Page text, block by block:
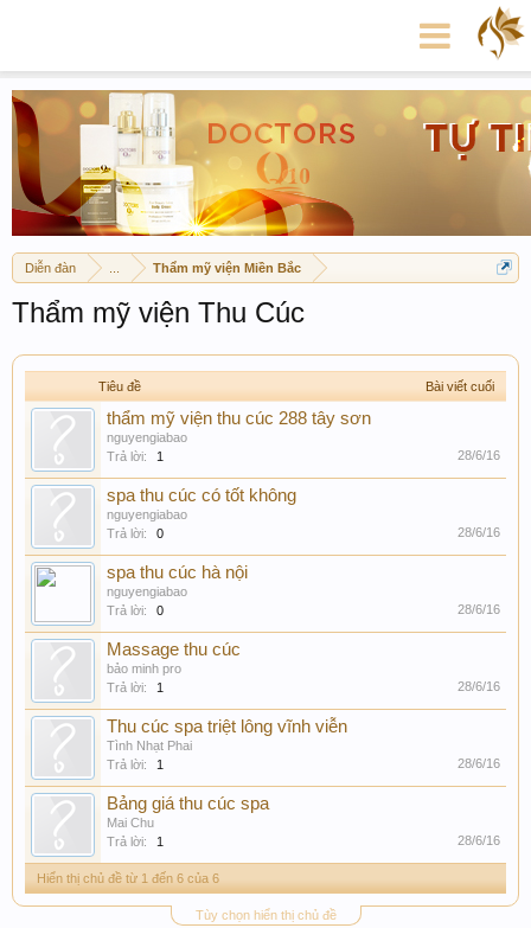
Diễn đàn Thẩm mỹ viện Miền Bắc
Thẩm mỹ viện Thu Cúc
Tiêu đề Bài viết cuối
thẩm mỹ viện thu cúc 288 tây sơn
nguyengiabao
Trả lời:
1 28/6/16
spa thu cúc có tốt không
nguyengiabao
Trả lời:
0 28/6/16
spa thu cúc hà nội
nguyengiabao
Trả lời:
0 28/6/16
Massage thu cúc
bảo minh pro
Trả lời:
1 28/6/16
Thu cúc spa triệt lông vĩnh viễn
Tình Nhạt Phai
Trả lời:
1 28/6/16
Bảng giá thu cúc spa
Mai Chu
Trả lời:
1 28/6/16
Hiển thị chủ đề từ 1 đến 6 của 6
Tùy chọn hiển thị chủ đề